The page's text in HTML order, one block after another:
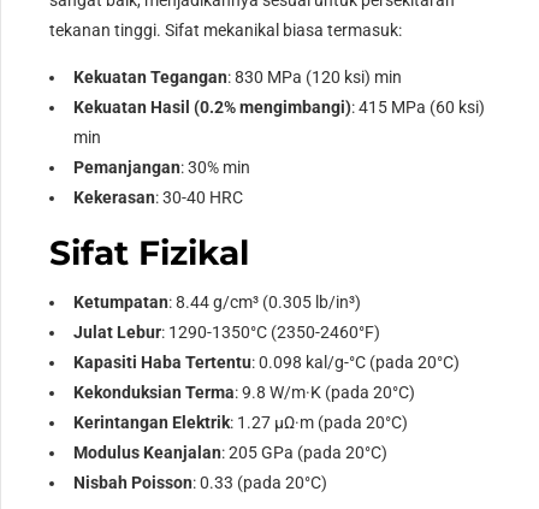
tekanan tinggi. Sifat mekanikal biasa termasuk:
Kekuatan Tegangan: 830 MPa (120 ksi) min
Kekuatan Hasil (0.2% mengimbangi): 415 MPa (60 ksi)
min
Pemanjangan: 30% min
Kekerasan: 30-40 HRC
Sifat Fizikal
Ketumpatan: 8.44 g/cm³ (0.305 lb/in³)
Julat Lebur: 1290-1350°C (2350-2460°F)
Kapasiti Haba Tertentu: 0.098 kal/g-°C (pada 20°C)
Kekonduksian Terma: 9.8 W/m·K (pada 20°C)
Kerintangan Elektrik: 1.27 µΩ·m (pada 20°C)
Modulus Keanjalan: 205 GPa (pada 20°C)
Nisbah Poisson: 0.33 (pada 20°C)